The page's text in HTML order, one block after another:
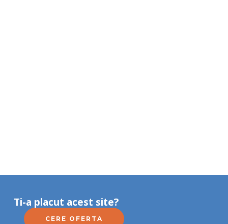
Ti-a placut acest site?
CERE OFERTA